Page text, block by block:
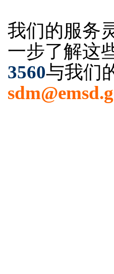
我们的服务
一步了解这
3560与我们